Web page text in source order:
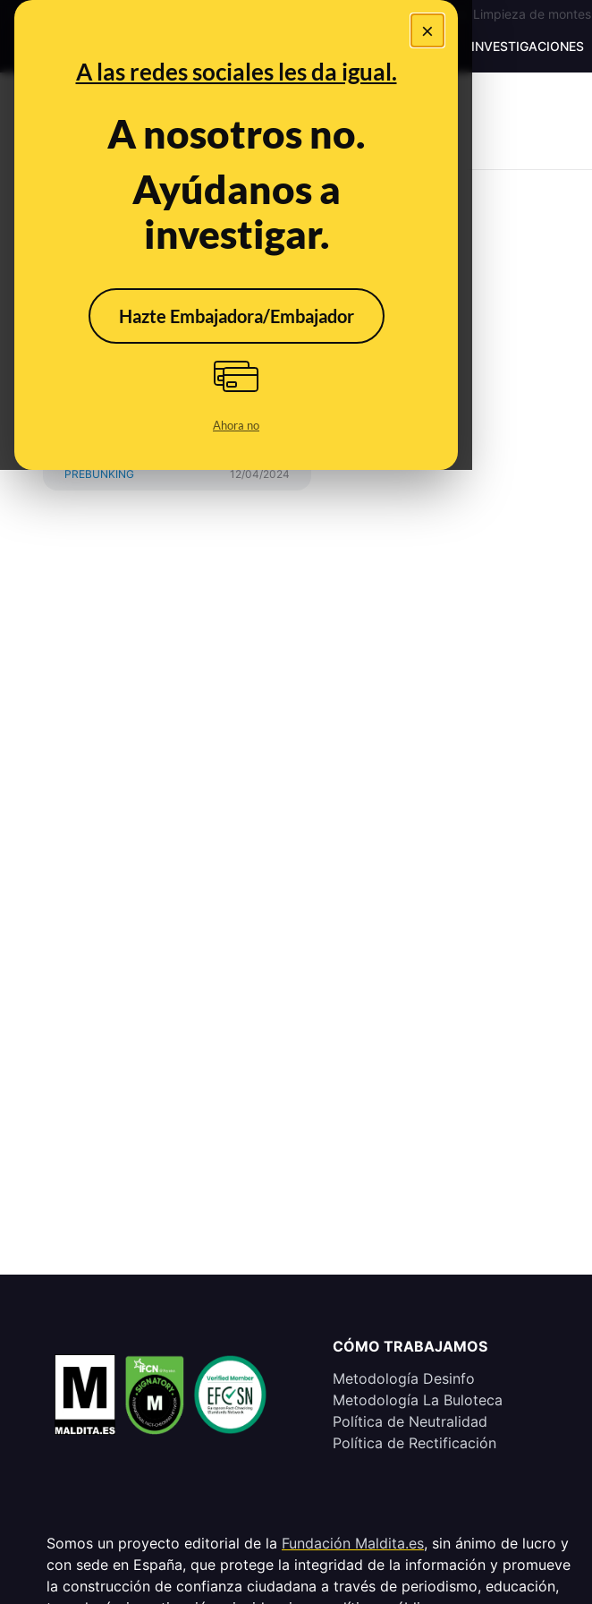
×
A las redes sociales les da igual.
A nosotros no.
Ayúdanos a
investigar.
Hazte Embajadora/Embajador
Ahora no
Bulos Ceuta • Limpieza de montes
PREBUNKING INVESTIGACIONES
Cambio climático en
The Wild Project:
PREBUNKING 12/04/2024
CÓMO TRABAJAMOS
Metodología Desinfo
Metodología La Buloteca
Política de Neutralidad
Política de Rectificación
Somos un proyecto editorial de la Fundación Maldita.es, sin ánimo de lucro y
con sede en España, que protege la integridad de la información y promueve
la construcción de confianza ciudadana a través de periodismo, educación,